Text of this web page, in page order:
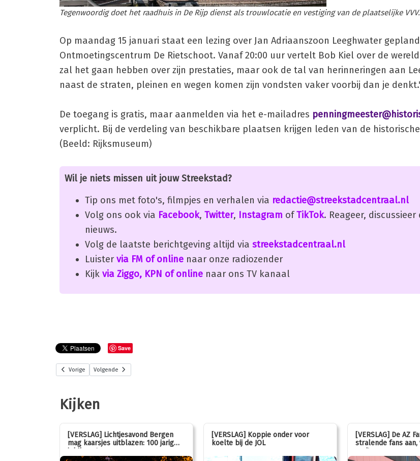
Tegenwoordig doet het raadhuis in De Rijp dienst als trouwlocatie en vestiging van de plaatselijke
Op maandag 15 januari staat een lezing over Jan Adriaanszoon Leeghwater
Ontmoetingscentrum De Rietschoot. Vanaf 20:00 uur vertelt Bob Kiel over de
zal het gaan hebben over zijn prestaties, maar ook de tal van herinneringen aan
naast de straten, pleinen en wegen komen zijn vondsten vaker voorbij dan je
De toegang is gratis, maar aanmelden via het e-mailadres
verplicht. Bij de verdeling van beschikbare plaatsen krijgen leden van de
(Beeld: Rijksmuseum)
Wil je niets missen uit jouw Streekstad?
Tip ons met foto's, filmpjes en verhalen via redactie@streekstadcentraal.nl
Volg ons ook via Facebook, Twitter, Instagram ofTikTok. Reageer,
nieuws.
Volg de laatste berichtgeving altijd via streekstadcentraal.nl
Luister via FM of online naar onze radiozender
Kijk via Ziggo, KPN of online naar ons TV kanaal
Save
Vorige Volgende
Kijken
[VERSLAG] Lichtjesavond Bergen
mag kaarsjes uitblazen: 100 jarig
jubileum!
[VERSLAG] Koppie onder voor
koelte bij de JOL
[VERSLAG] De AZ
stralende fans aan,
oud!